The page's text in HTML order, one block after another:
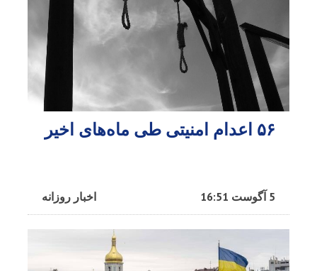
۵۶ اعدام امنیتی طی ماه‌های اخیر
اخبار روزانه 5 آگوست 16:51